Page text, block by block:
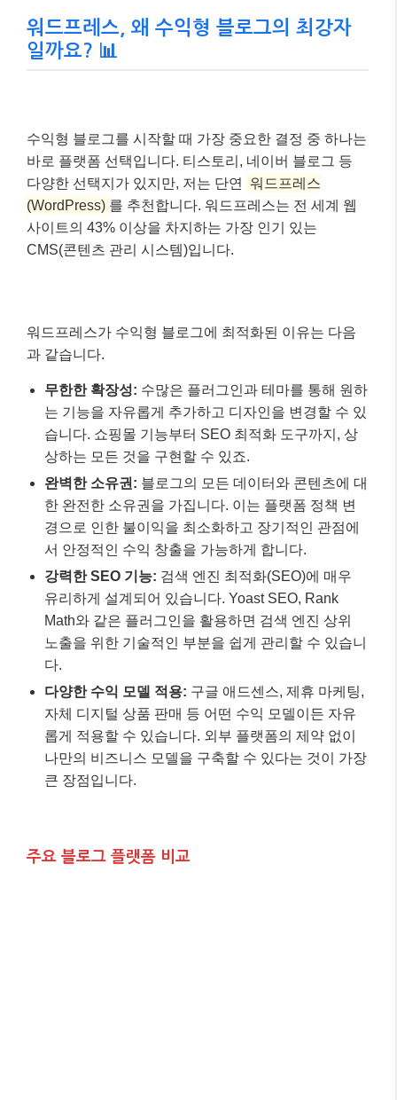
워드프레스, 왜 수익형 블로그의 최강자
일까요? 📊
수익형 블로그를 시작할 때 가장 중요한 결정 중 하나는
바로 플랫폼 선택입니다. 티스토리, 네이버 블로그 등
다양한 선택지가 있지만, 저는 단연
워드프레스
(WordPress) 를 추천합니다. 워드프레스는 전 세계 웹
사이트의 43% 이상을 차지하는 가장 인기 있는
CMS(콘텐츠 관리 시스템)입니다.
워드프레스가 수익형 블로그에 최적화된 이유는 다음
과 같습니다.
무한한 확장성: 수많은 플러그인과 테마를 통해 원하
는 기능을 자유롭게 추가하고 디자인을 변경할 수 있
습니다. 쇼핑몰 기능부터 SEO 최적화 도구까지, 상
상하는 모든 것을 구현할 수 있죠.
완벽한 소유권: 블로그의 모든 데이터와 콘텐츠에 대
한 완전한 소유권을 가집니다. 이는 플랫폼 정책 변
경으로 인한 불이익을 최소화하고 장기적인 관점에
서 안정적인 수익 창출을 가능하게 합니다.
강력한 SEO 기능: 검색 엔진 최적화(SEO)에 매우
유리하게 설계되어 있습니다. Yoast SEO, Rank
Math와 같은 플러그인을 활용하면 검색 엔진 상위
노출을 위한 기술적인 부분을 쉽게 관리할 수 있습니
다.
다양한 수익 모델 적용: 구글 애드센스, 제휴 마케팅,
자체 디지털 상품 판매 등 어떤 수익 모델이든 자유
롭게 적용할 수 있습니다. 외부 플랫폼의 제약 없이
나만의 비즈니스 모델을 구축할 수 있다는 것이 가장
큰 장점입니다.
주요 블로그 플랫폼 비교